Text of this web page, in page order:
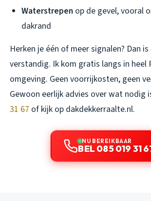
Waterstrepen op de gevel, vooral
dakrand
Herken je één of meer signalen? Dan
verstandig. Ik kom gratis langs in heel
omgeving. Geen voorrijkosten, geen
Gewoon eerlijk advies over wat nodig
31 67 of kijk op dakdekkerraalte.nl.
NU BEREIKBAAR
BEL 085 019 31